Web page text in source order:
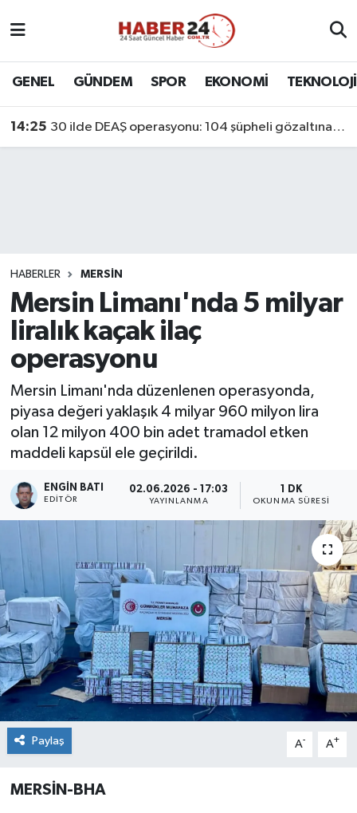
GENEL GÜNDEM SPOR EKONOMİ TEKNOLOJİ
14:25 30 ilde DEAŞ operasyonu: 104 şüpheli gözaltına alındı
HABERLER MERSİN
Mersin Limanı'nda 5 milyar
liralık kaçak ilaç
operasyonu
Mersin Limanı'nda düzenlenen operasyonda,
piyasa değeri yaklaşık 4 milyar 960 milyon lira
olan 12 milyon 400 bin adet tramadol etken
maddeli kapsül ele geçirildi.
ENGIN BATI
EDITÖR
02.06.2026 - 17:03
YAYINLANMA
1 DK
OKUNMA SÜRESI
Paylaş A- A+
MERSİN-BHA
Nöbetçi Eczaneler
Son Dakika Haberleri
Haber Arşivi